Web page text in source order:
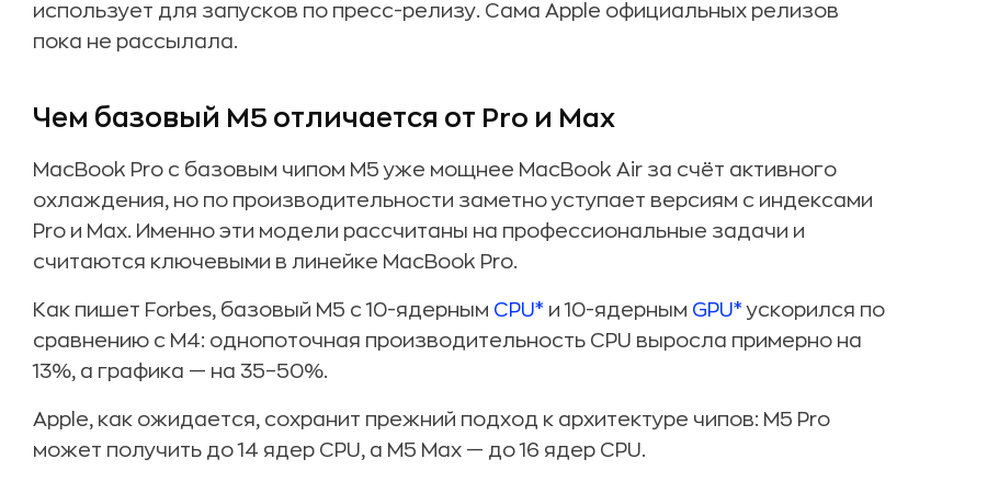
использует для запусков по пресс-релизу. Сама Apple официальных релизов
пока не рассылала.
Чем базовый M5 отличается от Pro и Max
MacBook Pro с базовым чипом M5 уже мощнее MacBook Air за счёт активного
охлаждения, но по производительности заметно уступает версиям с индексами
Pro и Max. Именно эти модели рассчитаны на профессиональные задачи и
считаются ключевыми в линейке MacBook Pro.
Как пишет Forbes, базовый M5 с 10-ядерным CPU* и 10-ядерным GPU*ускорился по
сравнению с M4: однопоточная производительность CPU выросла примерно на
13%, а графика — на 35–50%.
Apple, как ожидается, сохранит прежний подход к архитектуре чипов: M5 Pro
может получить до 14 ядер CPU, а M5 Max — до 16 ядер CPU.